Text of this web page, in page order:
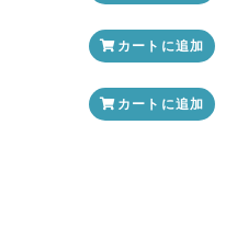
カートに追加
カートに追加